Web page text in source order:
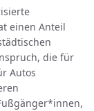
einen Anteil
die für
Autos